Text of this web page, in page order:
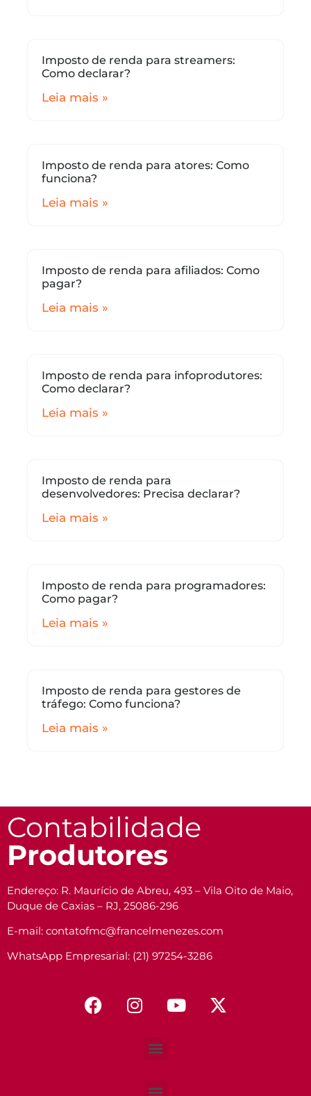
Imposto de renda para streamers:
Como declarar?
Leia mais »
Imposto de renda para atores: Como
funciona?
Leia mais »
Imposto de renda para afiliados: Como
pagar?
Leia mais »
Imposto de renda para infoprodutores:
Como declarar?
Leia mais »
Imposto de renda para
desenvolvedores: Precisa declarar?
Leia mais »
Imposto de renda para programadores:
Como pagar?
Leia mais »
Imposto de renda para gestores de
tráfego: Como funciona?
Leia mais »
Contabilidade
Produtores
Endereço: R. Maurício de Abreu, 493 – Vila Oito de Maio,
Duque de Caxias – RJ, 25086-296
E-mail: contatofmc@francelmenezes.com
WhatsApp Empresarial: (21) 97254-3286